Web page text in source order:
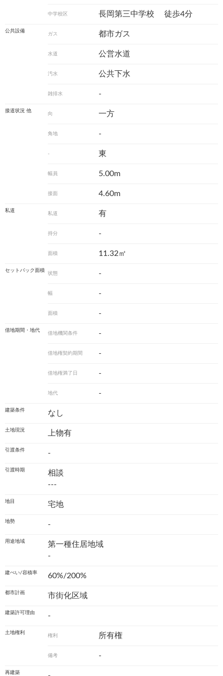
中学校区 長岡第三中学校 徒歩4分
公共設備
ガス 都市ガス
水道 公営水道
汚水 公共下水
雑排水 -
接道状況 他
向 一方
角地 -
- 東
幅員 5.00m
接面 4.60m
私道
私道 有
持分 -
面積 11.32㎡
セットバック面積
状態 -
幅 -
面積 -
借地期間・地代
借地機関条件 -
借地権契約期間 -
借地権満了日 -
地代 -
建築条件 なし
土地現況 上物有
引渡条件 -
引渡時期
相談
---
地目 宅地
地勢 -
用途地域
第一種住居地域
-
建ぺい/容積率 60%/200%
都市計画 市街化区域
建築許可理由 -
土地権利
権利 所有権
備考 -
再建築